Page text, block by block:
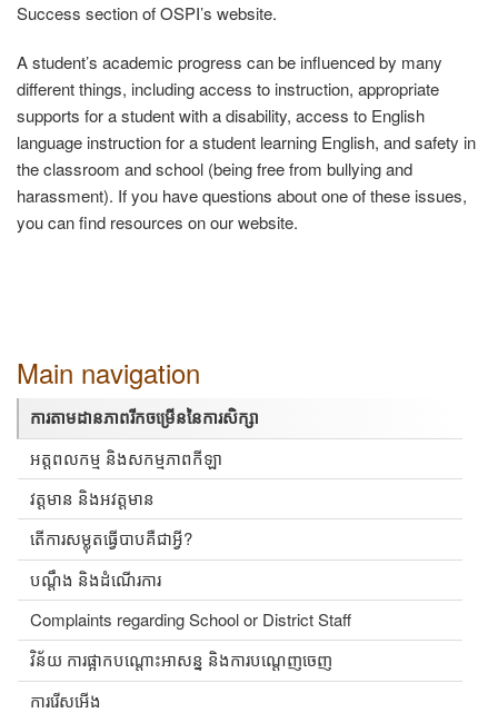
Main navigation
ការតាមដានភាពរីកចម្រើននៃការសិក្សា
អត្តពលកម្ម និងសកម្មភាពកីឡា
វត្តមាន និងអវត្តមាន
តើការសម្លុតធ្វើបាបគឺជាអ្វី?
បណ្ដឹង និងដំណើរការ
Complaints regarding School or District Staff
វិន័យ ការផ្អាកបណ្តោះអាសន្ន និងការបណ្តេញចេញ
ការរើសអើង
Success section of OSPI’s website.
A student’s academic progress can be influenced by many
different things, including access to instruction, appropriate
supports for a student with a disability, access to English
language instruction for a student learning English, and safety in
the classroom and school (being free from bullying and
harassment). If you have questions about one of these issues,
you can find resources on our website.